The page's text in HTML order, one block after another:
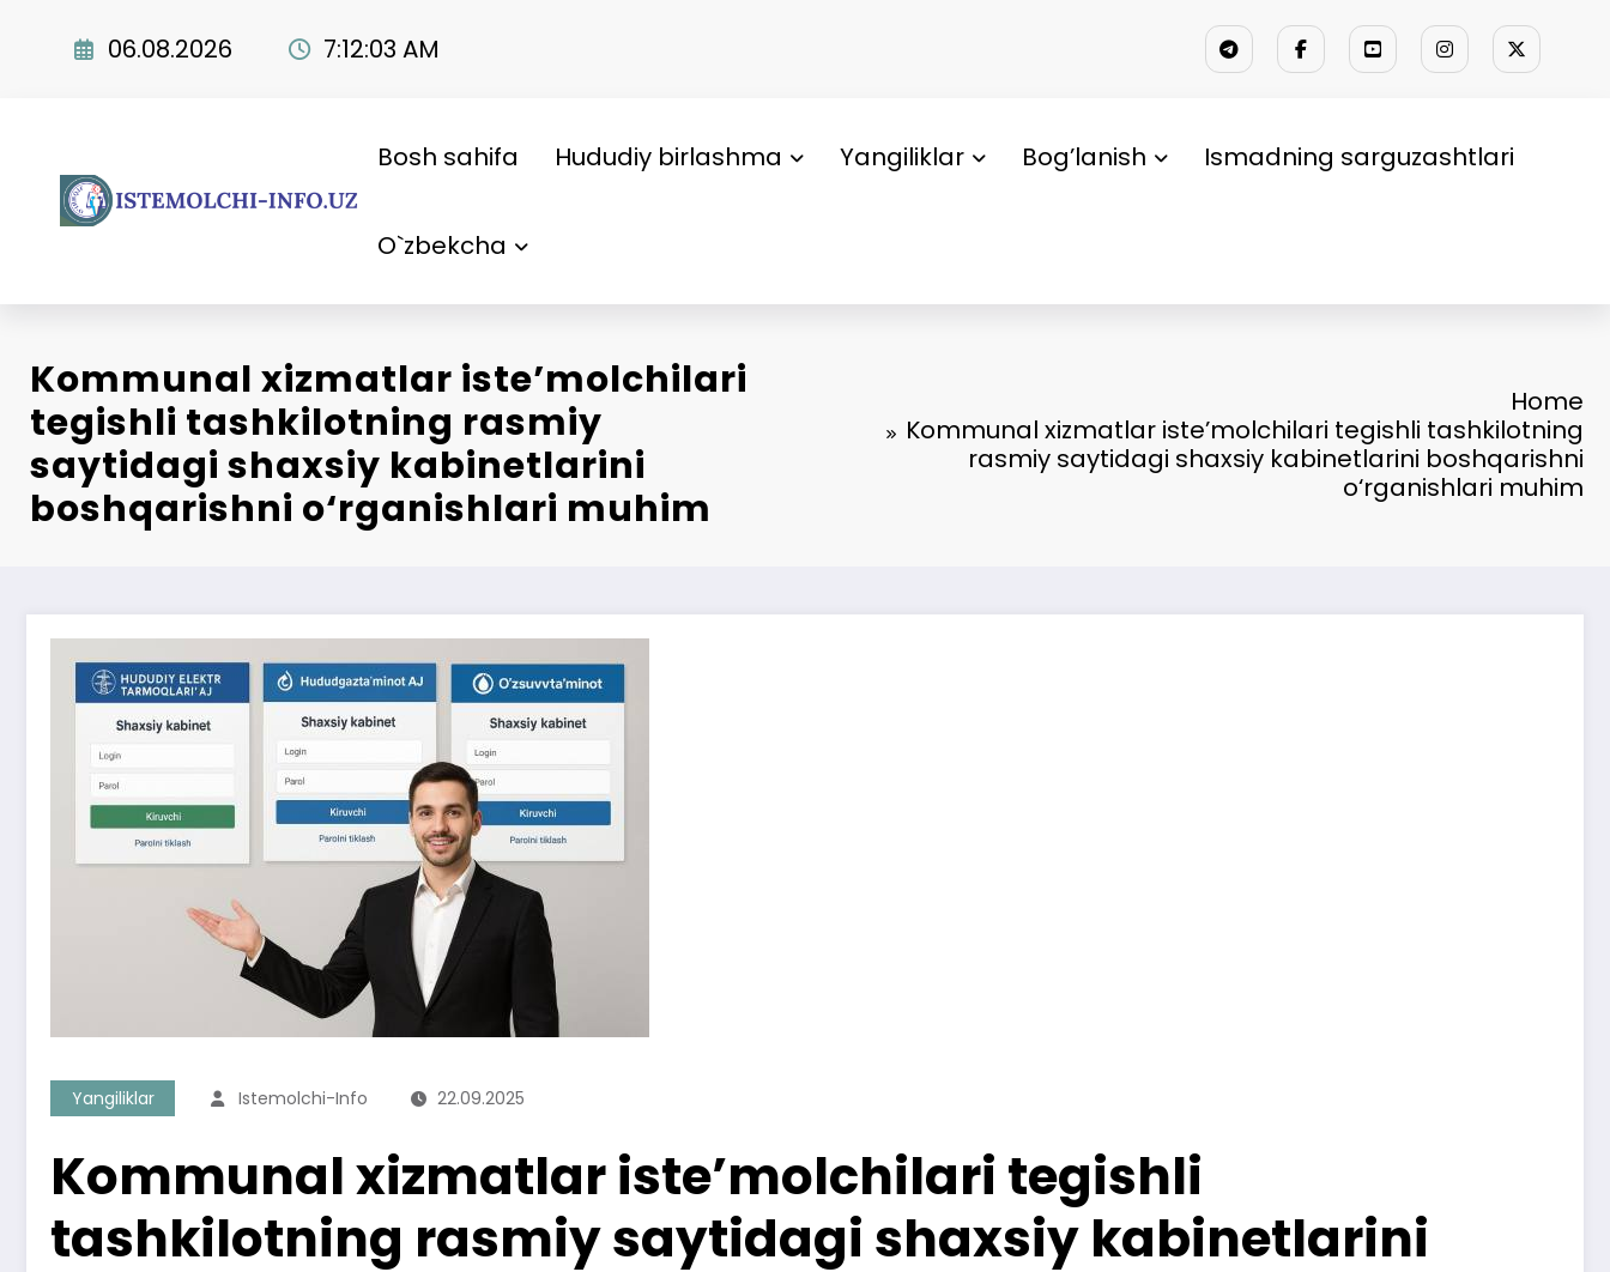
06.08.2026 7:12:04 AM
Bosh sahifa Hududiy birlashma Yangiliklar Bog’lanish Ismadning sarguzashtlari
O`zbekcha
Kommunal xizmatlar iste’molchilari
tegishli tashkilotning rasmiy
saytidagi shaxsiy kabinetlarini
boshqarishni o‘rganishlari muhim
Home
Kommunal xizmatlar iste’molchilari tegishli tashkilotning
rasmiy saytidagi shaxsiy kabinetlarini boshqarishni
o‘rganishlari muhim
Yangiliklar Istemolchi-Info 22.09.2025
Kommunal xizmatlar iste’molchilari tegishli
tashkilotning rasmiy saytidagi shaxsiy kabinetlarini